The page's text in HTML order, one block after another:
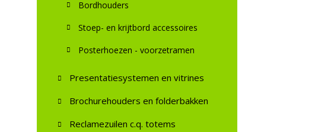
Bordhouders
Stoep- en krijtbord accessoires
Posterhoezen - voorzetramen
Presentatiesystemen en vitrines
Brochurehouders en folderbakken
Reclamezuilen c.q. totems